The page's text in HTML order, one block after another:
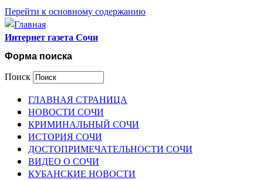
Перейти к основному содержанию
Интернет газета Сочи
Форма поиска
Поиск
ГЛАВНАЯ СТРАНИЦА
НОВОСТИ СОЧИ
КРИМИНАЛЬНЫЙ СОЧИ
ИСТОРИЯ СОЧИ
ДОСТОПРИМЕЧАТЕЛЬНОСТИ СОЧИ
ВИДЕО О СОЧИ
КУБАНСКИЕ НОВОСТИ